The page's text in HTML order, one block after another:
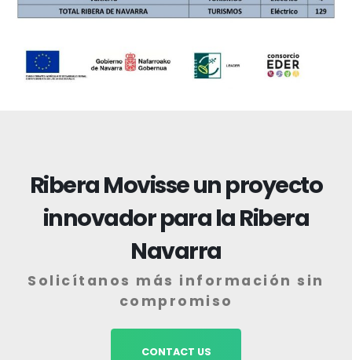
Ribera Movisse un proyecto
innovador para la Ribera
Navarra
Solicítanos más información sin
compromiso
CONTACT US